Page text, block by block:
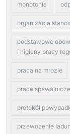
monotonia
organizacja
podstawowe
i higieny pracy
praca na mrozie
prace spawalnicze
protokół
przewożenie